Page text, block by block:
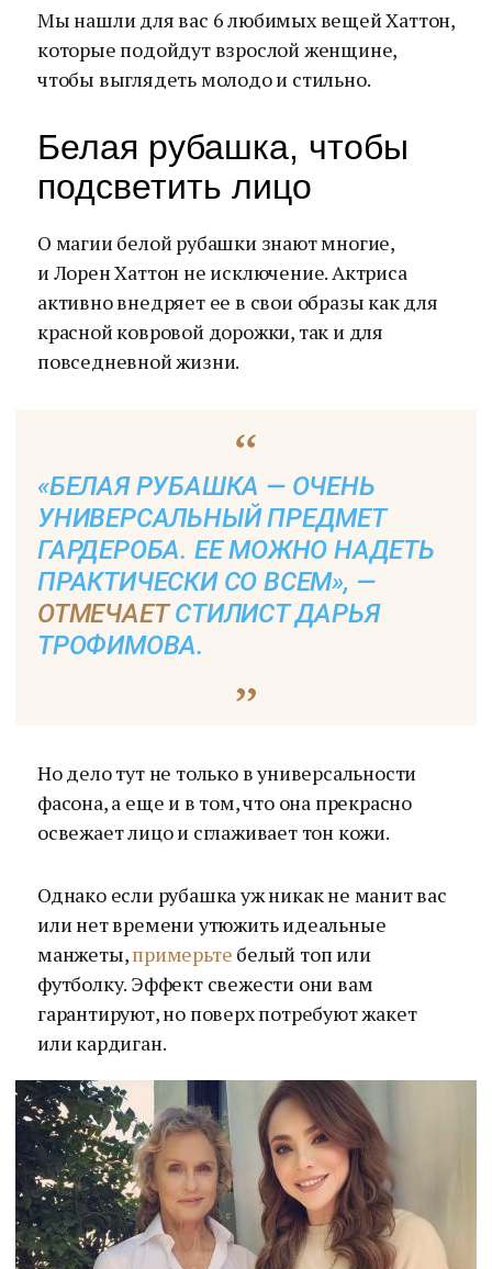
Мы нашли для вас 6 любимых вещей Хаттон,
которые подойдут взрослой женщине,
чтобы выглядеть молодо и стильно.
Белая рубашка, чтобы
подсветить лицо
О магии белой рубашки знают многие,
и Лорен Хаттон не исключение. Актриса
активно внедряет ее в свои образы как для
красной ковровой дорожки, так и для
повседневной жизни.
«БЕЛАЯ РУБАШКА — ОЧЕНЬ
УНИВЕРСАЛЬНЫЙ ПРЕДМЕТ
ГАРДЕРОБА. ЕЕ МОЖНО НАДЕТЬ
ПРАКТИЧЕСКИ СО ВСЕМ», —
ОТМЕЧАЕТСТИЛИСТ ДАРЬЯ
ТРОФИМОВА.
Но дело тут не только в универсальности
фасона, а еще и в том, что она прекрасно
освежает лицо и сглаживает тон кожи.
Однако если рубашка уж никак не манит вас
или нет времени утюжить идеальные
манжеты,примерьте белый топ или
футболку. Эффект свежести они вам
гарантируют, но поверх потребуют жакет
или кардиган.